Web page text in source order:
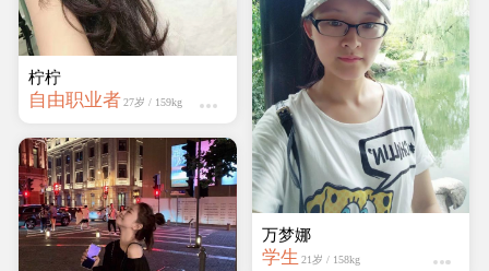
柠柠
自由职业者 27岁 / 159kg
万梦娜
学生 21岁 / 158kg